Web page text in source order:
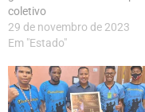
coletivo
29 de novembro de 2023
Em "Estado"